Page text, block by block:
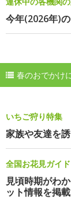
今年(2026年)
春のおでかけ
いちご狩り特集
家族や友達を
全国お花見ガイド
見頃時期がわ
ット情報を掲載